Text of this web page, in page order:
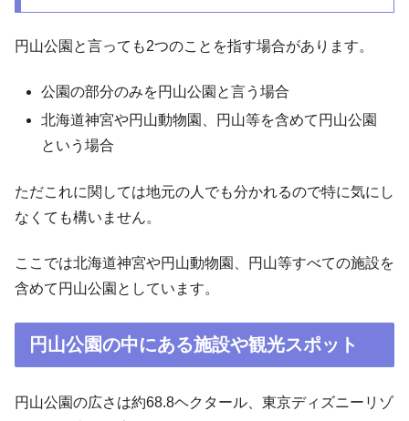
円山公園と言っても2つのことを指す場合があります。
公園の部分のみを円山公園と言う場合
北海道神宮や円山動物園、円山等を含めて円山公園
という場合
ただこれに関しては地元の人でも分かれるので特に気にし
なくても構いません。
ここでは北海道神宮や円山動物園、円山等すべての施設を
含めて円山公園としています。
円山公園の中にある施設や観光スポット
円山公園の広さは約68.8ヘクタール、東京ディズニーリゾ